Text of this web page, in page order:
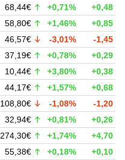
68,44€ +0,71%
+0,48
58,80€ +1,46%
+0,85
46,57€ -3,01%
-1,45
37,19€ +0,78%
+0,29
10,44€ +3,80%
+0,38
44,17€ +1,57%
+0,68
108,80€ -1,08%
-1,20
32,94€ +0,81%
+0,26
274,30€ +1,74%
+4,70
55,38€ +0,18%
+0,10